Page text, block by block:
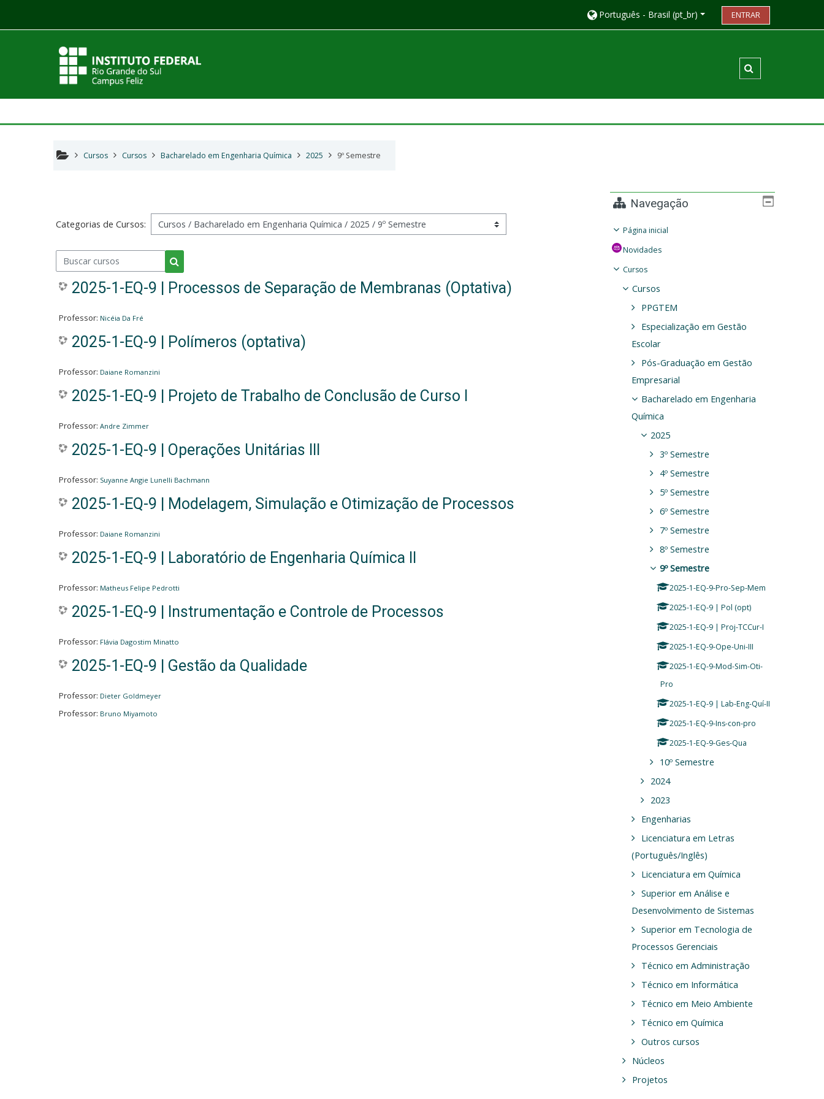
Português - Brasil ‎(pt_br)‎ ENTRAR
Cursos Cursos Bacharelado em Engenharia Química 2025 9º Semestre
Categorias de Cursos:
Buscar cursos
Buscar cursos
2025-1-EQ-9 | Processos de Separação de Membranas (Optativa)
Professor: Nicéia Da Fré
2025-1-EQ-9 | Polímeros (optativa)
Professor: Daiane Romanzini
2025-1-EQ-9 | Projeto de Trabalho de Conclusão de Curso I
Professor: Andre Zimmer
2025-1-EQ-9 | Operações Unitárias III
Professor: Suyanne Angie Lunelli Bachmann
2025-1-EQ-9 | Modelagem, Simulação e Otimização de Processos
Professor: Daiane Romanzini
2025-1-EQ-9 | Laboratório de Engenharia Química II
Professor: Matheus Felipe Pedrotti
2025-1-EQ-9 | Instrumentação e Controle de Processos
Professor: Flávia Dagostim Minatto
2025-1-EQ-9 | Gestão da Qualidade
Professor: Dieter Goldmeyer
Professor: Bruno Miyamoto
Navegação
Página inicial
Novidades
Cursos
Cursos
PPGTEM
Especialização em Gestão
Escolar
Pós-Graduação em Gestão
Empresarial
Bacharelado em Engenharia
Química
2025
3º Semestre
4º Semestre
5º Semestre
6º Semestre
7º Semestre
8º Semestre
9º Semestre
2025-1-EQ-9-Pro-Sep-Mem
2025-1-EQ-9 | Pol (opt)
2025-1-EQ-9 | Proj-TCCur-I
2025-1-EQ-9-Ope-Uni-III
2025-1-EQ-9-Mod-Sim-Oti-
Pro
2025-1-EQ-9 | Lab-Eng-Quí-II
2025-1-EQ-9-Ins-con-pro
2025-1-EQ-9-Ges-Qua
10º Semestre
2024
2023
Engenharias
Licenciatura em Letras
(Português/Inglês)
Licenciatura em Química
Superior em Análise e
Desenvolvimento de Sistemas
Superior em Tecnologia de
Processos Gerenciais
Técnico em Administração
Técnico em Informática
Técnico em Meio Ambiente
Técnico em Química
Outros cursos
Núcleos
Projetos